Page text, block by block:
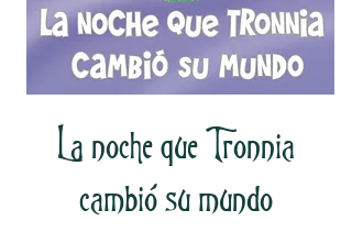
La noche que Tronnia
cambió su mundo